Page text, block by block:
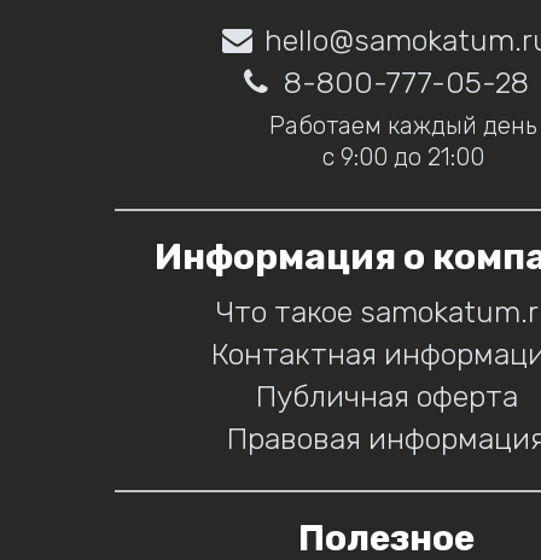
8-800-777-05-28
Работаем каждый день
с 9:00 до 21:00
Информация о
Что такое
Контактная
Публичная оферта
Правовая
Полезное